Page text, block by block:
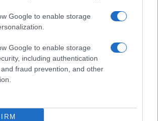
Google to enable storage
Google to enable storage
including authentication
fraud prevention, and other
«ΟΡΙΖΟΝΤΕΣ», Δήμος
Γρεβενών.
«Καραγκιόζης»
το πρόγραμμα συνεχώς